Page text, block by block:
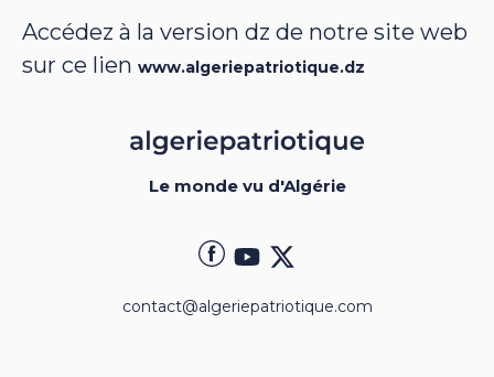
Accédez à la version dz de notre site web
sur ce lien www.algeriepatriotique.dz
Le monde vu d'Algérie
contact@algeriepatriotique.com